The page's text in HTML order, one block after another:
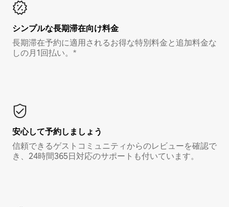
シンプルな長期滞在向け料金
長期滞在予約に適用されるお得な特別料金と追加料金な
しの月1回払い。*
安心して予約しましょう
信頼できるゲストコミュニティからのレビューを確認で
き、24時間365日対応のサポートも付いています。